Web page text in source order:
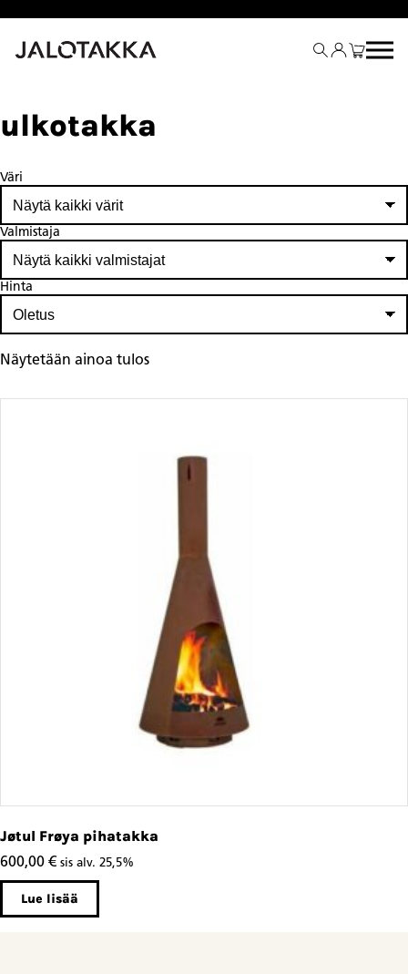
ulkotakka
Väri
Valmistaja
Hinta
Näytetään ainoa tulos
Jøtul Frøya pihatakka
600,00 € sis alv. 25,5%
Lue lisää